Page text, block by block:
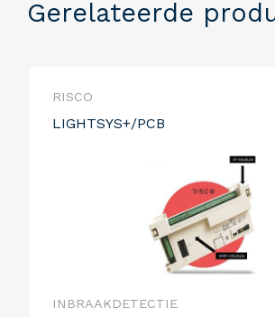
Gerelateerde
RISCO
LIGHTSYS+/PCB
INBRAAKDETECTIE